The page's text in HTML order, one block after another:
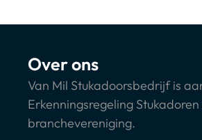
Over ons
Van Mil Stukadoorsbedrijf is
Erkenningsregeling
branchevereniging.